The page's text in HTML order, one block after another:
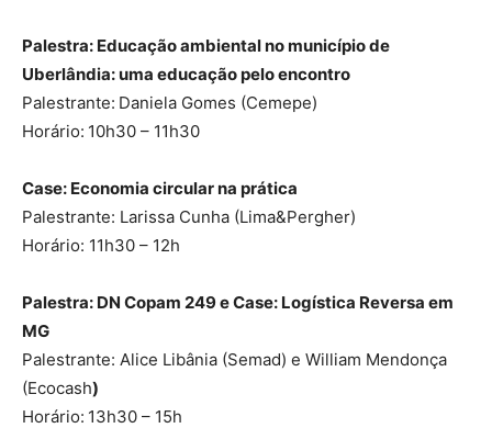
Palestra: Educação ambiental no município de
Uberlândia: uma educação pelo encontro
Palestrante: Daniela Gomes (Cemepe)
Horário: 10h30 – 11h30
Case: Economia circular na prática
Palestrante: Larissa Cunha (Lima&Pergher)
Horário: 11h30 – 12h
Palestra: DN Copam 249 e Case: Logística Reversa em
MG
Palestrante: Alice Libânia (Semad) e William Mendonça
(Ecocash)
Horário: 13h30 – 15h